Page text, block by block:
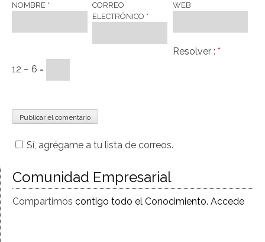
NOMBRE *
CORREO
ELECTRÓNICO *
WEB
Resolver : *
12 − 6 =
Sí, agrégame a tu lista de correos.
Comunidad Empresarial
Compartimos contigo todo el Conocimiento. Accede